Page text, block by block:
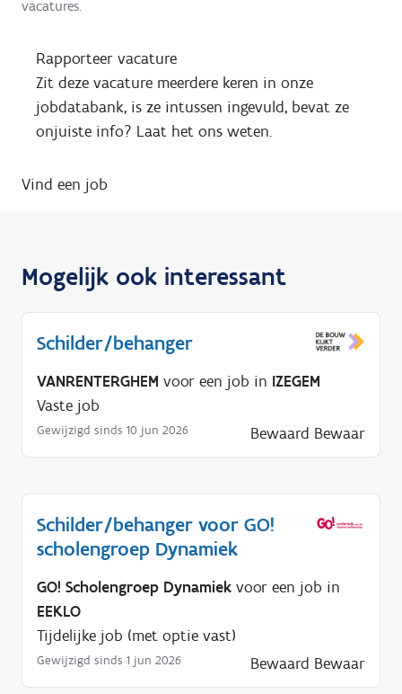
vacatures.
Rapporteer vacature
Zit deze vacature meerdere keren in onze
jobdatabank, is ze intussen ingevuld, bevat ze
onjuiste info? Laat het ons weten.
Vind een job
Mogelijk ook interessant
Schilder/behanger
VANRENTERGHEM voor een job in IZEGEM
Vaste job
Gewijzigd sinds 10 jun 2026 Bewaard Bewaar
Schilder/behanger voor GO!
scholengroep Dynamiek
GO! Scholengroep Dynamiek voor een job in
EEKLO
Tijdelijke job (met optie vast)
Gewijzigd sinds 1 jun 2026 Bewaard Bewaar